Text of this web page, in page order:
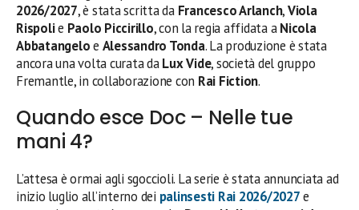
2026/2027, è stata scritta da Francesco Arlanch,Viola
Rispolie Paolo Piccirillo, con la regia affidata aNicola
Abbatangeloe Alessandro Tonda. La produzione è stata
ancora una volta curata daLux Vide, società del gruppo
Fremantle, in collaborazione con Rai Fiction.
Quando esce Doc – Nelle tue
mani 4?
L’attesa è ormai agli sgoccioli. La serie è stata annunciata ad
inizio luglio all’interno dei palinsesti Rai 2026/2027e